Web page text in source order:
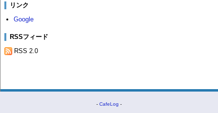
リンク
Google
RSSフィード
RSS 2.0
- CafeLog -